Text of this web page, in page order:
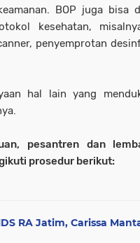
BOP juga bisa
kesehatan,
penyemprotan
hal lain yang
pesantren dan
prosedur berikut:
RA Jatim, Carissa